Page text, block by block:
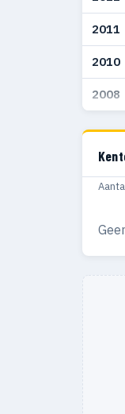
2011
2010
2008